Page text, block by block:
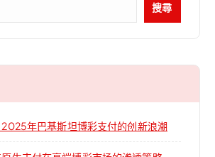
搜尋
年巴基斯坦博彩支付的创新浪潮